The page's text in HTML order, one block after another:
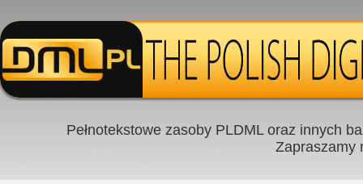
Pełnotekstowe zasoby PLDML oraz innych
Zapraszamy